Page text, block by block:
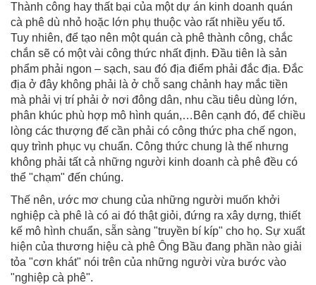
Thành công hay thất bại của một dự án kinh doanh quán
cà phê dù nhỏ hoặc lớn phụ thuộc vào rất nhiều yếu tố.
Tuy nhiên, để tạo nên một quán cà phê thành công, chắc
chắn sẽ có một vài công thức nhất định. Đầu tiên là sản
phẩm phải ngon – sạch, sau đó địa điểm phải đắc địa. Đắc
địa ở đây không phải là ở chỗ sang chảnh hay mắc tiền
mà phải vị trí phải ở nơi đông dân, nhu cầu tiêu dùng lớn,
phân khúc phù hợp mô hình quán,…Bên cạnh đó, để chiều
lòng các thượng đế cần phải có công thức pha chế ngon,
quy trình phục vụ chuẩn. Công thức chung là thế nhưng
không phải tất cả những người kinh doanh cà phê đều có
thể "chạm" đến chúng.
Thế nên, ước mơ chung của những người muốn khởi
nghiệp cà phê là có ai đó thật giỏi, đứng ra xây dựng, thiết
kế mô hình chuẩn, sẵn sàng "truyền bí kíp" cho họ. Sự xuất
hiện của thương hiệu cà phê Ông Bầu đang phần nào giải
tỏa "cơn khát" nói trên của những người vừa bước vào
"nghiệp cà phê".